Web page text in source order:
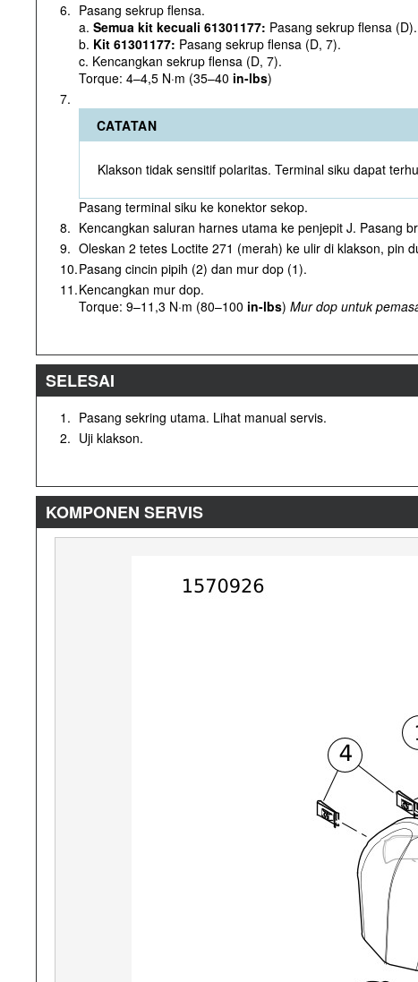
6. Pasang sekrup flensa.
a. Semua kit kecuali 61301177: Pasang sekrup flensa (D).
b. Kit 61301177: Pasang sekrup flensa (D, 7).
c. Kencangkan sekrup flensa (D, 7).
Torque: 4–4,5 N·m (35–40 in-lbs)
7.
CATATAN
Klakson tidak sensitif polaritas. Terminal siku dapat
Pasang terminal siku ke konektor sekop.
8. Kencangkan saluran harnes utama ke penjepit J. Pasang
9. Oleskan 2 tetes Loctite 271 (merah) ke ulir di klakson, pin
10.Pasang cincin pipih (2) dan mur dop (1).
11.Kencangkan mur dop.
Torque: 9–11,3 N·m (80–100 in-lbs) Mur dop untuk
SELESAI
1. Pasang sekring utama. Lihat manual servis.
2. Uji klakson.
KOMPONEN SERVIS